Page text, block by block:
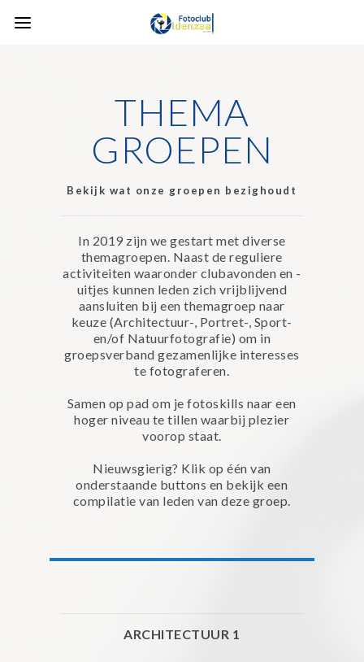
THEMA
GROEPEN
Bekijk wat onze groepen bezighoudt
In 2019 zijn we gestart met diverse
themagroepen. Naast de reguliere
activiteiten waaronder clubavonden en -
uitjes kunnen leden zich vrijblijvend
aansluiten bij een themagroep naar
keuze (Architectuur-, Portret-, Sport-
en/of Natuurfotografie) om in
groepsverband gezamenlijke interesses
te fotograferen.
Samen op pad om je fotoskills naar een
hoger niveau te tillen waarbij plezier
voorop staat.
Nieuwsgierig? Klik op één van
onderstaande buttons en bekijk een
compilatie van leden van deze groep.
ARCHITECTUUR 1